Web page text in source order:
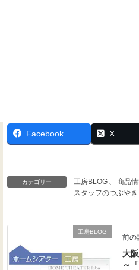
Facebook X
カテゴリー 工房BLOG 商品
スタッフのつぶやき
工房BLOG
前の
大
～